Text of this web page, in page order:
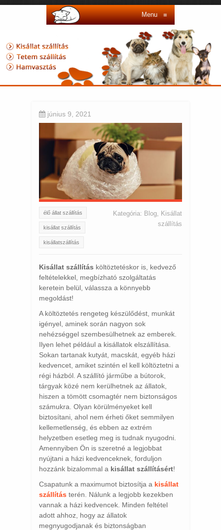
Menu≡
június 9, 2021
élő állat szállítás
kisállat szállítás
kisállatszállítás
Kategória: Blog, Kisállat
szállítás
Kisállat szállítás költöztetéskor is, kedvező
feltételekkel, megbízható szolgáltatás
keretein belül, válassza a könnyebb
megoldást!
A költöztetés rengeteg készülődést, munkát
igényel, aminek során nagyon sok
nehézséggel szembesülhetnek az emberek.
Ilyen lehet például a kisállatok elszállítása.
Sokan tartanak kutyát, macskát, egyéb házi
kedvencet, amiket szintén el kell költöztetni a
régi házból. A szállító járműbe a bútorok,
tárgyak közé nem kerülhetnek az állatok,
hiszen a tömött csomagtér nem biztonságos
számukra. Olyan körülményeket kell
biztosítani, ahol nem érheti őket semmilyen
kellemetlenség, és ebben az extrém
helyzetben esetleg meg is tudnak nyugodni.
Amennyiben Ön is szeretné a legjobbat
nyújtani a házi kedvenceknek, forduljon
hozzánk bizalommal a kisállat szállításért!
Csapatunk a maximumot biztosítja a kisállat
szállítás terén. Nálunk a legjobb kezekben
vannak a házi kedvencek. Minden feltétel
adott ahhoz, hogy az állatok
megnyugodjanak és biztonságban